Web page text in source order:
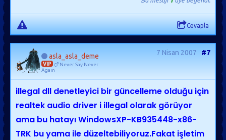
Cevapla
asla_asla_deme
VIP
Never Say Never
Agaın
7 Nisan 2007 #7
illegal dll denetleyici bir güncelleme olduğu için
realtek audio driver i illegal olarak görüyor
ama bu hatayı WindowsXP-KB935448-x86-
TRK bu yama ile düzeltebiliyoruz.Fakat işletim